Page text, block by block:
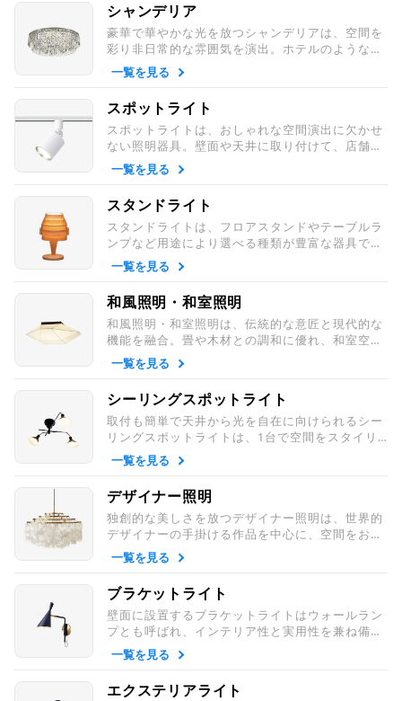
シャンデリア
豪華で華やかな光を放つシャンデリアは、空間を
彩り非日常的な雰囲気を演出。ホテルのような上
質感を住まいに取り入れることができます。天井
直付けや吹き抜け用など種類も豊富です。
一覧を見る
スポットライト
スポットライトは、おしゃれな空間演出に欠かせ
ない照明器具。壁面や天井に取り付けて、店舗照
明やインテリアのアクセントを自在に照らしま
す。
一覧を見る
スタンドライト
スタンドライトは、フロアスタンドやテーブルラ
ンプなど用途により選べる種類が豊富な器具で
す。部屋全体を照らしたり、手元を照らしたり、
暮らしを快適にしながらインテリア性も高めてく
れます。
一覧を見る
和風照明・和室照明
和風照明・和室照明は、伝統的な意匠と現代的な
機能を融合。畳や木材との調和に優れ、和室空間
を美しく彩り落ち着いた雰囲気を演出します。畳
の部屋はもちろん、和食店にも最適な照明があり
一覧を見る
シーリングスポットライト
取付も簡単で天井から光を自在に向けられるシー
リングスポットライトは、1台で空間をスタイリ
ッシュに演出できる人気のライトです。
一覧を見る
デザイナー照明
独創的な美しさを放つデザイナー照明は、世界的
デザイナーの手掛ける作品を中心に、空間をおし
ゃれで特別な雰囲気に演出します。正規品として
安心できる照明のみを販売しています。
一覧を見る
ブラケットライト
壁面に設置するブラケットライトはウォールラン
プとも呼ばれ、インテリア性と実用性を兼ね備え
た照明。補助照明として設置すれば、空間を洗練
された印象に仕上げます。
一覧を見る
エクステリアライト